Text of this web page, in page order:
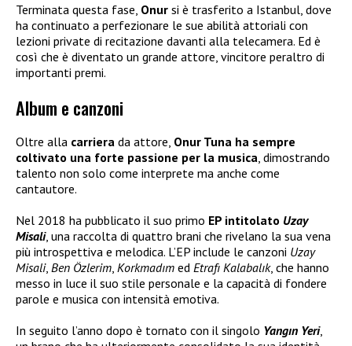
Terminata questa fase, Onur si è trasferito a Istanbul, dove
ha continuato a perfezionare le sue abilità attoriali con
lezioni private di recitazione davanti alla telecamera. Ed è
così che è diventato un grande attore, vincitore peraltro di
importanti premi.
Album e canzoni
Oltre alla carriera da attore, Onur Tuna ha sempre
coltivato una forte passione per la musica, dimostrando
talento non solo come interprete ma anche come
cantautore.
Nel 2018 ha pubblicato il suo primo EP intitolato Uzay
Misali, una raccolta di quattro brani che rivelano la sua vena
più introspettiva e melodica. L’EP include le canzoni Uzay
Misali, Ben Özlerim, Korkmadım ed Etrafı Kalabalık, che hanno
messo in luce il suo stile personale e la capacità di fondere
parole e musica con intensità emotiva.
In seguito l’anno dopo è tornato con il singolo Yangın Yeri,